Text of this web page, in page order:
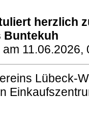
herzlich
Buntekuh
11.06.2026,
Lübeck-